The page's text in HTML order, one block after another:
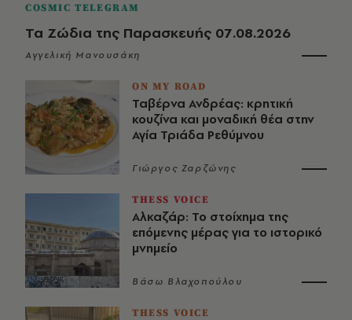
COSMIC TELEGRAM
Τα Ζώδια της Παρασκευής 07.08.2026
Αγγελική Μανουσάκη
ON MY ROAD
Ταβέρνα Ανδρέας: κρητική
κουζίνα και μοναδική θέα στην
Αγία Τριάδα Ρεθύμνου
Γιώργος Ζαρζώνης
THESS VOICE
Αλκαζάρ: Το στοίχημα της
επόμενης μέρας για το ιστορικό
μνημείο
Βάσω Βλαχοπούλου
THESS VOICE